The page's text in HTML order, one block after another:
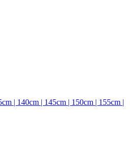
| 140cm | 145cm | 150cm | 155cm |